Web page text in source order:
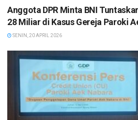
Anggota DPR Minta BNI
28 Miliar di Kasus Gereja Paroki
SENIN, 20 APRIL 2026